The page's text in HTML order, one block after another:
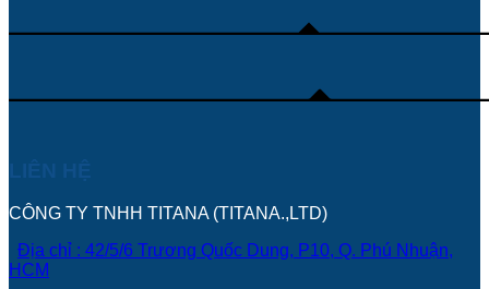
CÔNG TY TNHH TITANA (TITANA.,LTD)
Địa chỉ : 42/5/6 Trương Quốc Dung, P10, Q. Phú Nhuận,
HCM